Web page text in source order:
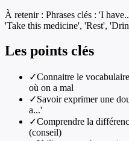
À retenir : Phrases clés : 'I
'Take this medicine', 'Rest',
Les points clés
✓Connaitre le
où on a mal
✓Savoir exprimer une
a...'
✓Comprendre la
(conseil)